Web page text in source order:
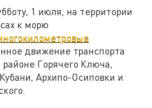
1 июля, на территории
к морю
движение транспорта
Горячего Ключа,
Архипо-Осиповки и